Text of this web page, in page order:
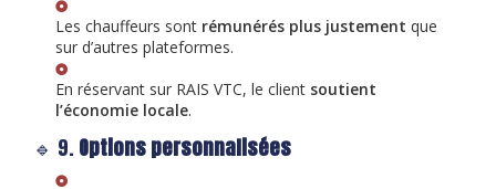
Les chauffeurs sont rémunérés plus justement que
sur d’autres plateformes.
En réservant sur RAIS VTC, le client soutient
l’économie locale.
🔹 9.Options personnalisées